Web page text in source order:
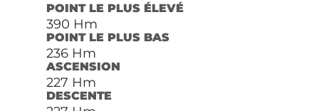
POINT LE PLUS ÉLEVÉ
390 Hm
POINT LE PLUS BAS
236 Hm
ASCENSION
227 Hm
DESCENTE